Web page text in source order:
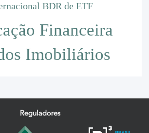
BDR de ETF
Financeira
Imobiliários
Reguladores